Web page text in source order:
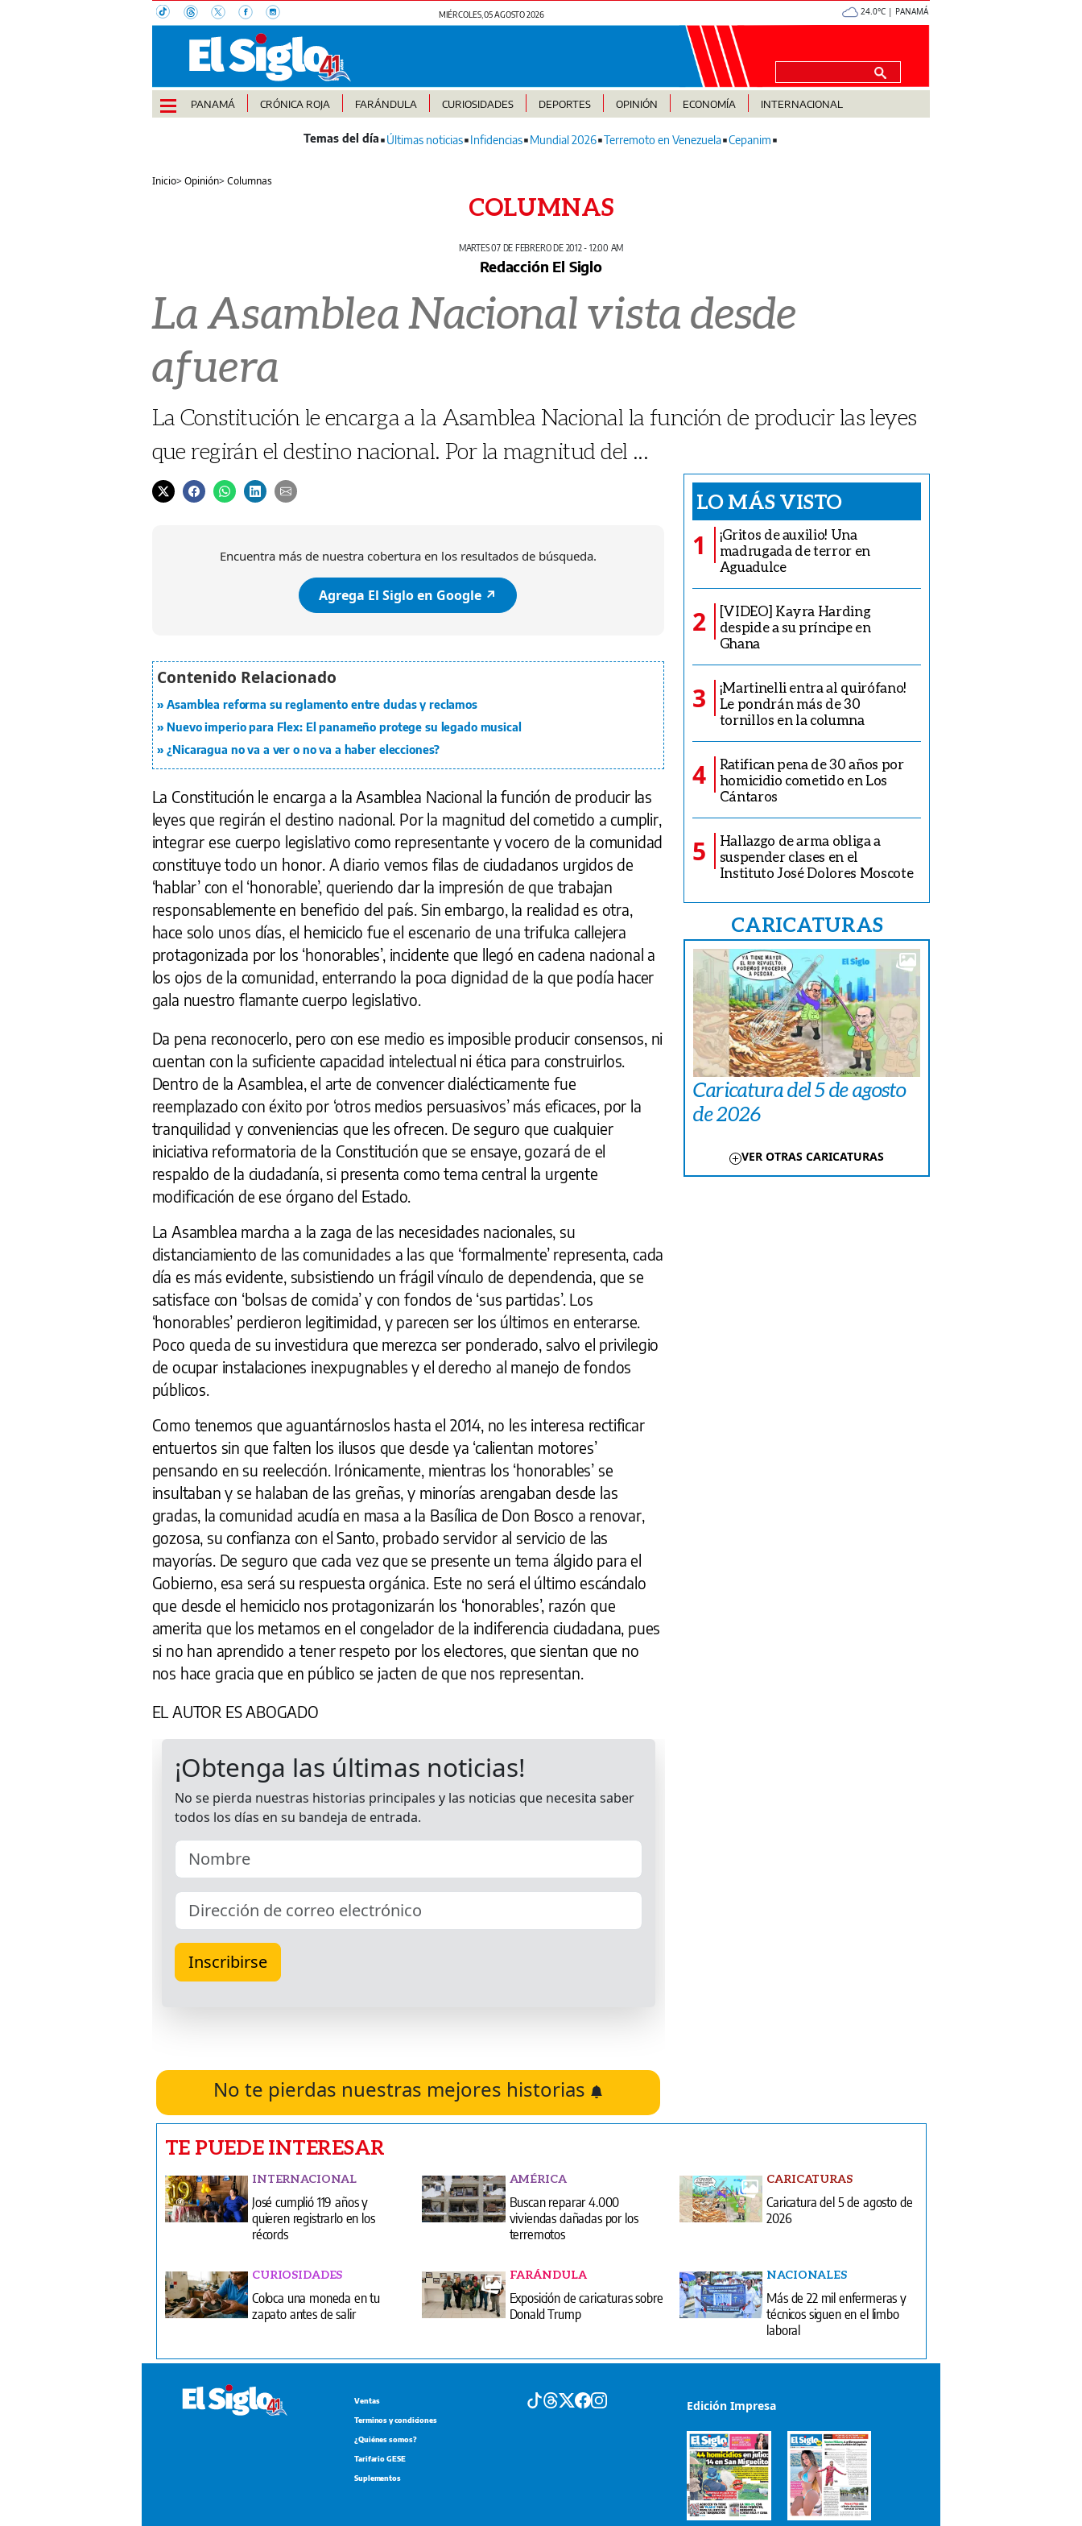
MIÉRCOLES, 05 AGOSTO 2026 24.0°C | PANAMÁ
PANAMÁ CRÓNICA ROJA FARÁNDULA CURIOSIDADES DEPORTES OPINIÓN ECONOMÍA INTERNACIONAL
Últimas noticias Infidencias Mundial 2026 Terremoto en Venezuela Cepanim
Inicio>Opinión>Columnas
COLUMNAS
MARTES 07 DE FEBRERO DE 2012 - 12:00 AM
Redacción El Siglo
La Asamblea Nacional vista desde
afuera
La Constitución le encarga a la Asamblea Nacional la función de producir las leyes
que regirán el destino nacional. Por la magnitud del ...
Encuentra más de nuestra cobertura en los resultados de búsqueda.
Agrega El Siglo en Google ↗️
Asamblea reforma su reglamento entre dudas y reclamos
Nuevo imperio para Flex: El panameño protege su legado musical
¿Nicaragua no va a ver o no va a haber elecciones?
La Constitución le encarga a la Asamblea Nacional la función de producir las
leyes que regirán el destino nacional. Por la magnitud del cometido a cumplir,
integrar ese cuerpo legislativo como representante y vocero de la comunidad
constituye todo un honor. A diario vemos filas de ciudadanos urgidos de
‘hablar’ con el ‘honorable’, queriendo dar la impresión de que trabajan
responsablemente en beneficio del país. Sin embargo, la realidad es otra,
hace solo unos días, el hemiciclo fue el escenario de una trifulca callejera
protagonizada por los ‘honorables’, incidente que llegó en cadena nacional a
los ojos de la comunidad, enterrando la poca dignidad de la que podía hacer
gala nuestro flamante cuerpo legislativo.
Da pena reconocerlo, pero con ese medio es imposible producir consensos, ni
cuentan con la suficiente capacidad intelectual ni ética para construirlos.
Dentro de la Asamblea, el arte de convencer dialécticamente fue
reemplazado con éxito por ‘otros medios persuasivos’ más eficaces, por la
tranquilidad y conveniencias que les ofrecen. De seguro que cualquier
iniciativa reformatoria de la Constitución que se ensaye, gozará de el
respaldo de la ciudadanía, si presenta como tema central la urgente
modificación de ese órgano del Estado.
La Asamblea marcha a la zaga de las necesidades nacionales, su
distanciamiento de las comunidades a las que ‘formalmente’ representa, cada
día es más evidente, subsistiendo un frágil vínculo de dependencia, que se
satisface con ‘bolsas de comida’ y con fondos de ‘sus partidas’. Los
‘honorables’ perdieron legitimidad, y parecen ser los últimos en enterarse.
Poco queda de su investidura que merezca ser ponderado, salvo el privilegio
de ocupar instalaciones inexpugnables y el derecho al manejo de fondos
públicos.
Como tenemos que aguantárnoslos hasta el 2014, no les interesa rectificar
entuertos sin que falten los ilusos que desde ya ‘calientan motores’
pensando en su reelección. Irónicamente, mientras los ‘honorables’ se
insultaban y se halaban de las greñas, y minorías arengaban desde las
gradas, la comunidad acudía en masa a la Basílica de Don Bosco a renovar,
gozosa, su confianza con el Santo, probado servidor al servicio de las
mayorías. De seguro que cada vez que se presente un tema álgido para el
Gobierno, esa será su respuesta orgánica. Este no será el último escándalo
que desde el hemiciclo nos protagonizarán los ‘honorables’, razón que
amerita que los metamos en el congelador de la indiferencia ciudadana, pues
si no han aprendido a tener respeto por los electores, que sientan que no
nos hace gracia que en público se jacten de que nos representan.
EL AUTOR ES ABOGADO
No te pierdas nuestras mejores historias
LO MÁS VISTO
1
¡Gritos de auxilio! Una
madrugada de terror en
Aguadulce
2
[VIDEO] Kayra Harding
despide a su príncipe en
Ghana
3
¡Martinelli entra al quirófano!
Le pondrán más de 30
tornillos en la columna
4
Ratifican pena de 30 años por
homicidio cometido en Los
Cántaros
5
Hallazgo de arma obliga a
suspender clases en el
Instituto José Dolores Moscote
CARICATURAS
Caricatura del 5 de agosto
de 2026
VER OTRAS CARICATURAS
TE PUEDE INTERESAR
INTERNACIONAL
José cumplió 119 años y
quieren registrarlo en los
récords
AMÉRICA
Buscan reparar 4.000
viviendas dañadas por los
terremotos
CARICATURAS
Caricatura del 5 de agosto de
2026
CURIOSIDADES
Coloca una moneda en tu
zapato antes de salir
FARÁNDULA
Exposición de caricaturas sobre
Donald Trump
NACIONALES
Más de 22 mil enfermeras y
técnicos siguen en el limbo
laboral
Ventas
Terminos y condiciones
¿Quiénes somos?
Tarifario GESE
Suplementos
Edición Impresa